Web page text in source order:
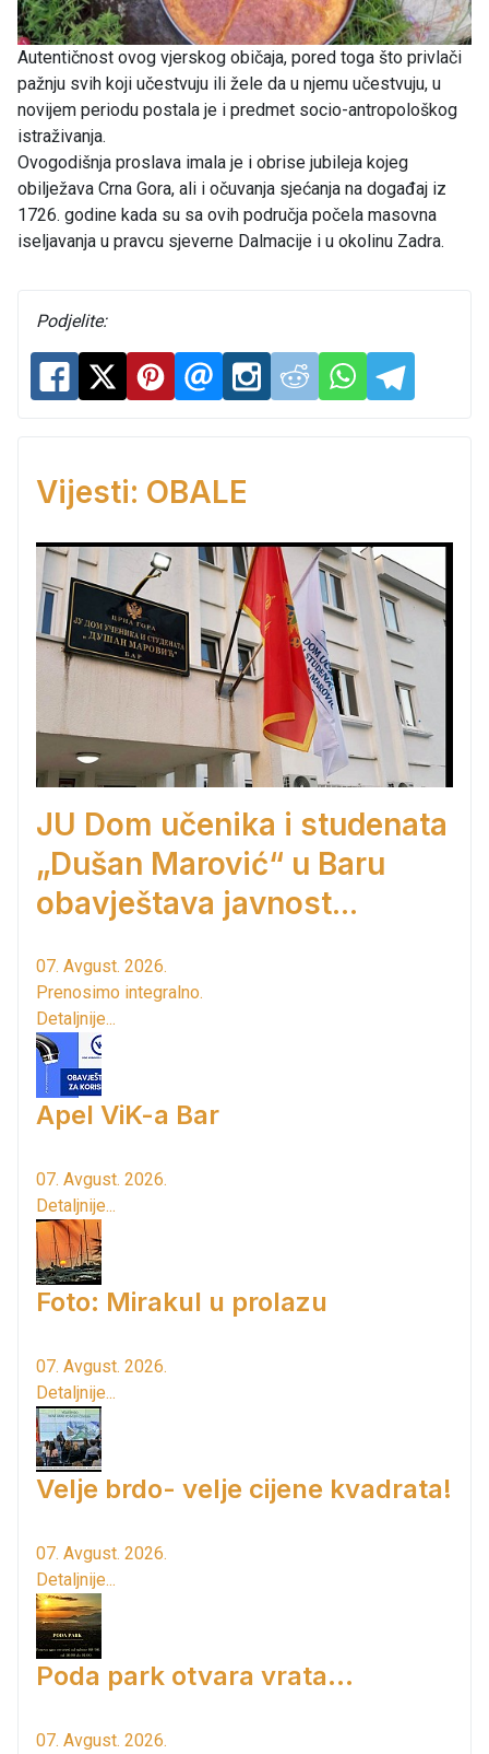
Autentičnost ovog vjerskog običaja, pored toga što privlači
pažnju svih koji učestvuju ili žele da u njemu učestvuju, u
novijem periodu postala je i predmet socio-antropološkog
istraživanja.
Ovogodišnja proslava imala je i obrise jubileja kojeg
obilježava Crna Gora, ali i očuvanja sjećanja na događaj iz
1726. godine kada su sa ovih područja počela masovna
iseljavanja u pravcu sjeverne Dalmacije i u okolinu Zadra.
Podjelite:
Vijesti: OBALE
JU Dom učenika i studenata
„Dušan Marović“ u Baru
obavještava javnost...
07. Avgust. 2026.
Prenosimo integralno.
Detaljnije...
Apel ViK-a Bar
07. Avgust. 2026.
Detaljnije...
Foto: Mirakul u prolazu
07. Avgust. 2026.
Detaljnije...
Velje brdo- velje cijene kvadrata!
07. Avgust. 2026.
Detaljnije...
Poda park otvara vrata...
07. Avgust. 2026.